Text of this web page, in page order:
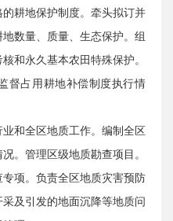
的耕地保护制度。牵头拟订并
数量、质量、生态保护。组
和永久基本农田特殊保护。
督占用耕地补偿制度执行情
业和全区地质工作。编制全区
。管理区级地质勘查项目。
项。负责全区地质灾害预防
及引发的地面沉降等地质问